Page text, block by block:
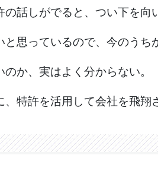
話しがでると、つい下を向
思っているので、今のうち
か、実はよく分からない。
特許を活用して会社を飛翔